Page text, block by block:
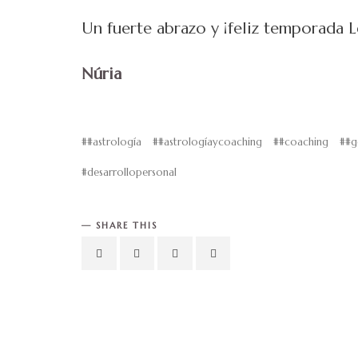
Un fuerte abrazo y ¡feliz temporada
Núria
#astrología #astrologíaycoaching #coaching
desarrollopersonal
SHARE THIS